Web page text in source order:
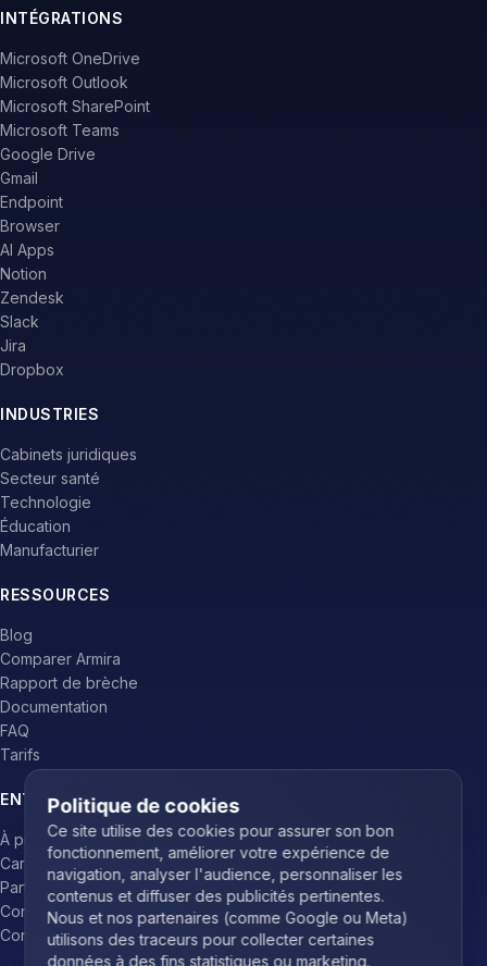
INTÉGRATIONS
Microsoft OneDrive
Microsoft Outlook
Microsoft SharePoint
Microsoft Teams
Google Drive
Gmail
Endpoint
Browser
AI Apps
Notion
Zendesk
Slack
Jira
Dropbox
INDUSTRIES
Cabinets juridiques
Secteur santé
Technologie
Éducation
Manufacturier
RESSOURCES
Blog
Comparer Armira
Rapport de brèche
Documentation
FAQ
Tarifs
ENTREPRISE
À propos
Carrières
Partenaires
Contact
Connexion
Politique de cookies
Ce site utilise des cookies pour assurer son bon
fonctionnement, améliorer votre expérience de
navigation, analyser l'audience, personnaliser les
contenus et diffuser des publicités pertinentes.
Nous et nos partenaires (comme Google ou Meta)
utilisons des traceurs pour collecter certaines
données à des fins statistiques ou marketing.